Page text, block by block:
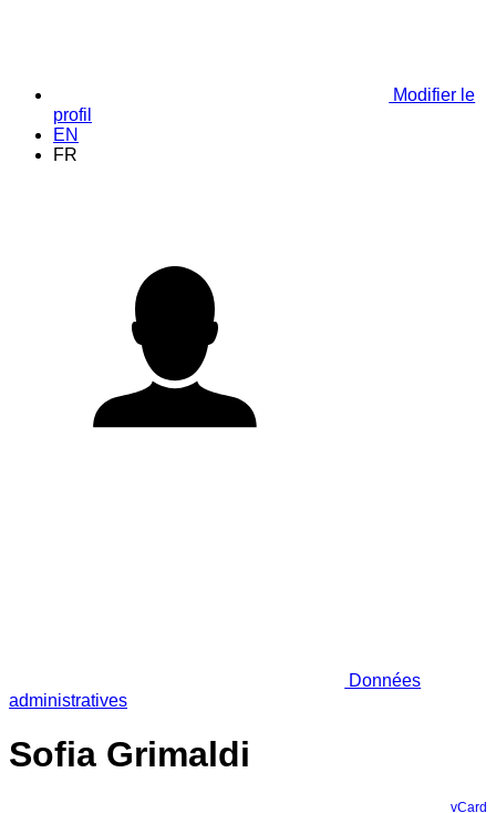
Modifier le
profil
EN
FR
Données
administratives
Sofia Grimaldi
vCard